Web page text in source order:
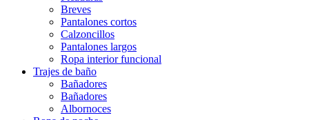
Breves
Pantalones cortos
Calzoncillos
Pantalones largos
Ropa interior funcional
Trajes de baño
Bañadores
Bañadores
Albornoces